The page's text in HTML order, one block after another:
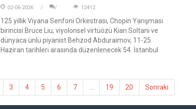
02-06-2026 12412
125 yıllık Viyana Senfoni Orkestrası, Chopin Yarışması
birincisi Bruce Liu, viyolonsel virtüözü Kian Soltani ve
dünyaca ünlü piyanist Behzod Abduraimov, 11-25
Haziran tarihleri arasında düzenlenecek 54. İstanbul
3 4 5 6 7 19 20 Sonraki